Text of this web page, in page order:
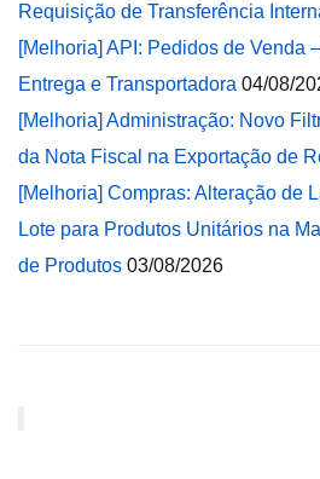
Requisição de Transferência
[Melhoria] API: Pedidos de Venda
Entrega e Transportadora 04/08/
[Melhoria] Administração: Novo
da Nota Fiscal na Exportação de
[Melhoria] Compras: Alteração de
Lote para Produtos Unitários na
de Produtos 03/08/2026